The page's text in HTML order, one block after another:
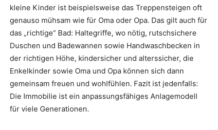
kleine Kinder ist beispielsweise das Treppensteigen oft
genauso mühsam wie für Oma oder Opa. Das gilt auch für
das „richtige“ Bad: Haltegriffe, wo nötig, rutschsichere
Duschen und Badewannen sowie Handwaschbecken in
der richtigen Höhe, kindersicher und alterssicher, die
Enkelkinder sowie Oma und Opa können sich dann
gemeinsam freuen und wohlfühlen. Fazit ist jedenfalls:
Die Immobilie ist ein anpassungsfähiges Anlagemodell
für viele Generationen.